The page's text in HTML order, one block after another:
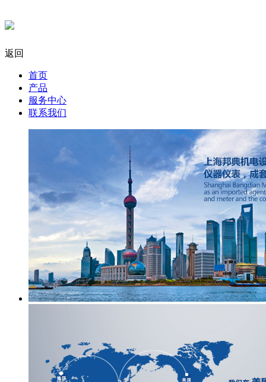
返回
首页
产品
服务中心
联系我们